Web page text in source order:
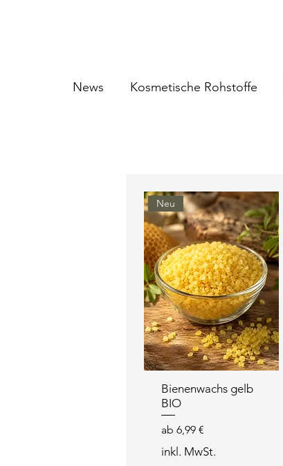
News Kosmetische Rohstoffe
Neu
Bienenwachs gelb
BIO
ab 6,99 €
Sale-Preis
inkl. MwSt.